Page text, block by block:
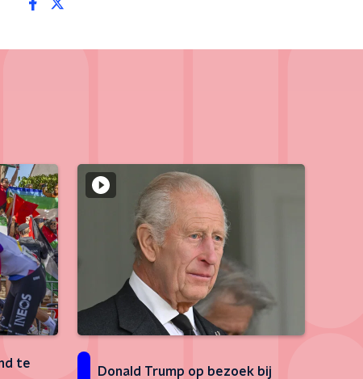
te
Donald Trump op bezoek bij